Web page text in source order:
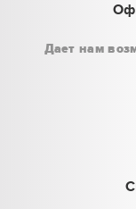
Дает нам